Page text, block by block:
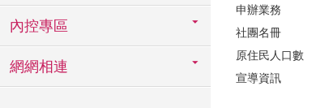
內控專區
網網相連
申辦業務
社團名冊
原住民人口數
宣導資訊